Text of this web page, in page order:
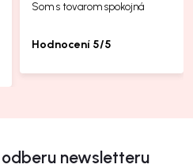
Som s tovarom spokojná
Hodnocení 5/5
newsletteru